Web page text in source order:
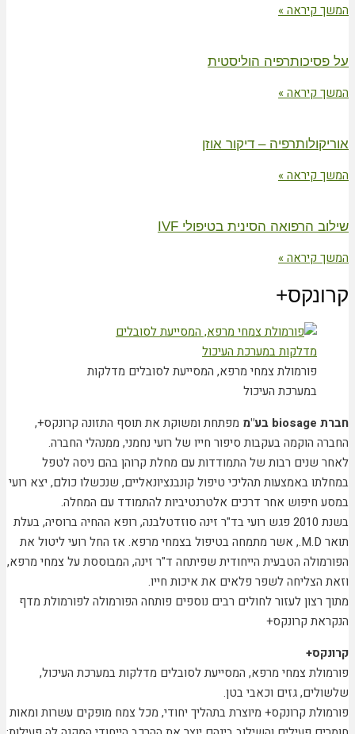
המשך קיראה »
על פסיכותרפיה הוליסטית
המשך קיראה »
אוריקולותרפיה – דיקור אוזן
המשך קיראה »
שילוב הרפואה הסינית בטיפולי IVF
המשך קיראה »
קרונקס+
פורמולת צמחי מרפא, המסייעת לסובלים מדלקות
במערכת העיכול
חברת biosage בע"מ מפתחת ומשוקת את תוסף התזונה קרונקס+,
החברה הוקמה בעקבות סיפור חייו של רועי נחמני, ממנהלי החברה.
לאחר שנים רבות של התמודדות עם מחלת קרוהן בהם ניסה לטפל
במחלתו באמצעות תהליכי טיפול קונבנציונאליים, שנכשלו כולם, יצא רועי
במסע חיפוש אחר דרכים אלטרנטיביות להתמודד עם המחלה.
בשנת 2010 פגש רועי בד"ר זינה סוזדטלבנה, רופא ההחיה ברוסיה, בעלת
תואר M.D., אשר מתמחה בטיפול בצמחי מרפא. אז החל רועי ליטול את
הפורמולה הטבעית הייחודית שפיתחה ד"ר זינה, המבוססת על צמחי מרפא,
וזאת הצליחה לשפר פלאים את איכות חייו.
מתוך רצון לעזור לחולים רבים נוספים פותחה הפורמולה לפורמולת מדף
הנקראת קרונקס+
קרונקס+
פורמולת צמחי מרפא, המסייעת לסובלים מדלקות במערכת העיכול,
שלשולים, גזים וכאבי בטן.
פורמולת קרונקס+ מיוצרת בתהליך יחודי, מכל צמח מופקים עשרות ומאות